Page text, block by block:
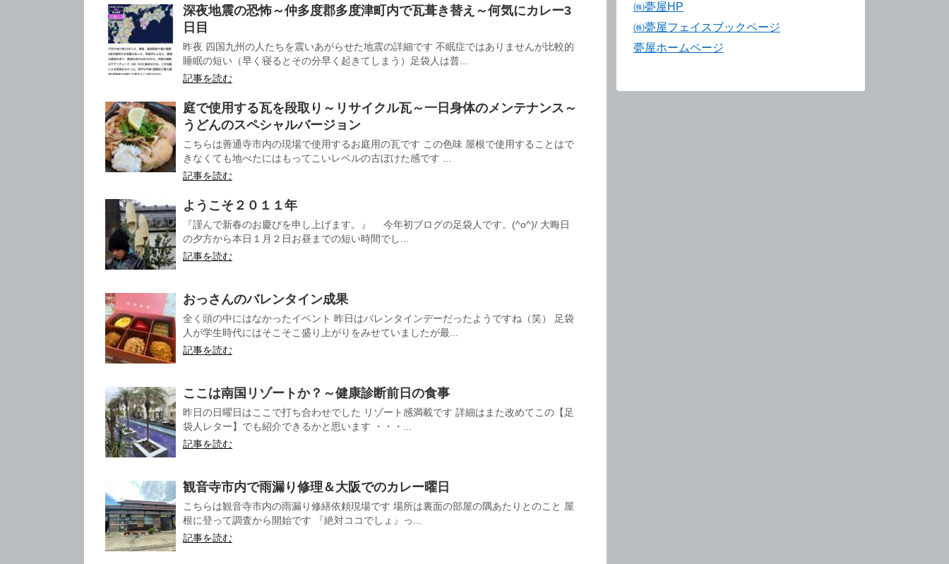
深夜地震の恐怖～仲多度郡多度津町内で瓦葺き替え～何気にカレー3
日目
昨夜 四国九州の人たちを震いあがらせた地震の詳細です 不眠症ではありませんが比較的
睡眠の短い（早く寝るとその分早く起きてしまう）足袋人は普...
記事を読む
庭で使用する瓦を段取り～リサイクル瓦～一日身体のメンテナンス～
うどんのスペシャルバージョン
こちらは善通寺市内の現場で使用するお庭用の瓦です この色味 屋根で使用することはで
きなくても地べたにはもってこいレベルの古ぼけた感です ...
記事を読む
ようこそ２０１１年
『謹んで新春のお慶びを申し上げます。』 今年初ブログの足袋人です。(^o^)/ 大晦日
の夕方から本日１月２日お昼までの短い時間でし...
記事を読む
おっさんのバレンタイン成果
全く頭の中にはなかったイベント 昨日はバレンタインデーだったようですね（笑） 足袋
人が学生時代にはそこそこ盛り上がりをみせていましたが最...
記事を読む
ここは南国リゾートか？～健康診断前日の食事
昨日の日曜日はここで打ち合わせでした リゾート感満載です 詳細はまた改めてこの【足
袋人レター】でも紹介できるかと思います ・・・...
記事を読む
観音寺市内で雨漏り修理＆大阪でのカレー曜日
こちらは観音寺市内の雨漏り修繕依頼現場です 場所は裏面の部屋の隅あたりとのこと 屋
根に登って調査から開始です 『絶対ココでしょ』っ...
記事を読む
㈱甍屋HP
㈱甍屋フェイスブックページ
甍屋ホームページ